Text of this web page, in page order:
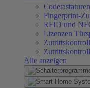
Codetastaturen
Fingerprint-
RFID und
Lizenzen
Alle anzeigen